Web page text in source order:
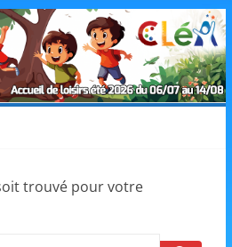
CLéA
–
pour
trouvé pour votre